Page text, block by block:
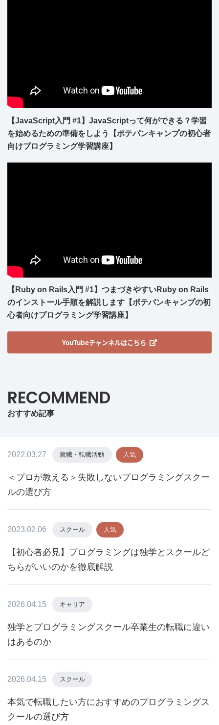
【JavaScript入門 #1】JavaScriptって何ができる？学習
を始めるための準備をしよう【ポテパンキャンプの初心者
向けプログラミング学習講座】
【Ruby on Rails入門 #1】つまづきやすいRuby on Rails
のインストール手順を解説します【ポテパンキャンプの初
心者向けプログラミング学習講座】
YouTubeチャンネルはこちら
RECOMMEND
おすすめ記事
2022.03.27 就職・転職活動 人気
＜プロが教える＞失敗しないプログラミングスクー
ルの選び方
2023.02.06 スクール 人気
【初心者必見】プログラミングは独学とスクールど
ちらがいいのかを徹底解説
2026.04.15 キャリア
独学とプログラミングスクール卒業生の転職に違い
はあるのか
2026.04.15 スクール
本気で転職したい方におすすめのプログラミングス
クールの選び方